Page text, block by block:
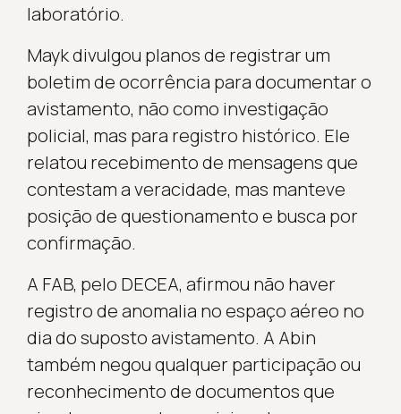
laboratório.
Mayk divulgou planos de registrar um
boletim de ocorrência para documentar o
avistamento, não como investigação
policial, mas para registro histórico. Ele
relatou recebimento de mensagens que
contestam a veracidade, mas manteve
posição de questionamento e busca por
confirmação.
A FAB, pelo DECEA, afirmou não haver
registro de anomalia no espaço aéreo no
dia do suposto avistamento. A Abin
também negou qualquer participação ou
reconhecimento de documentos que